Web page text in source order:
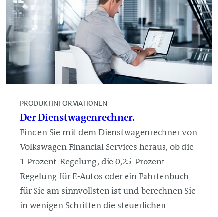
PRODUKTINFORMATIONEN
Der Dienstwagenrechner.
Finden Sie mit dem Dienstwagenrechner von
Volkswagen Financial Services heraus, ob die
1-Prozent-Regelung, die 0,25-Prozent-
Regelung für E-Autos oder ein Fahrtenbuch
für Sie am sinnvollsten ist und berechnen Sie
in wenigen Schritten die steuerlichen